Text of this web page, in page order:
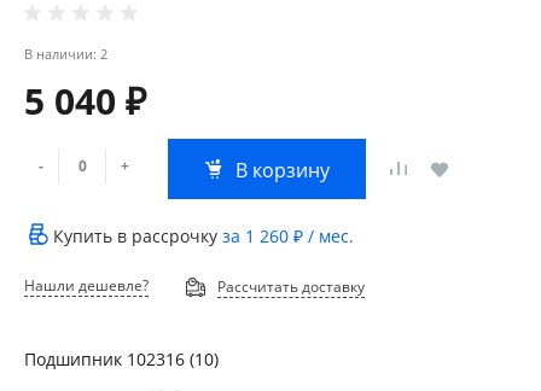
В наличии: 2
5 040 ₽
- + В корзину
Купить в рассрочку за 1 260 ₽ / мес.
Нашли дешевле? Рассчитать доставку
Подшипник 102316 (10)